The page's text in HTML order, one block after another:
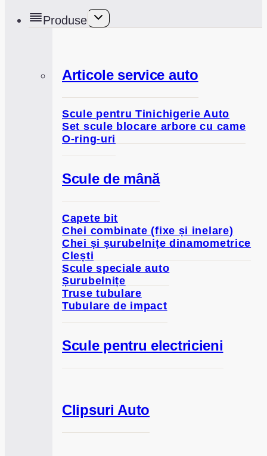
Produse
Toggle
Articole service auto
Scule pentru Tinichigerie Auto
Set scule blocare arbore cu came
O-ring-uri
Scule de mână
Capete bit
Chei combinate (fixe și inelare)
Chei și șurubelnițe dinamometrice
Clești
Scule speciale auto
Șurubelnițe
Truse tubulare
Tubulare de impact
Scule pentru electricieni
Clipsuri Auto